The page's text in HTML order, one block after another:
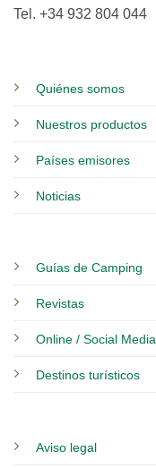
Tel. +34 932 804 044
Quiénes somos
Nuestros productos
Países emisores
Noticias
Guías de Camping
Revistas
Online / Social Media
Destinos turísticos
Aviso legal